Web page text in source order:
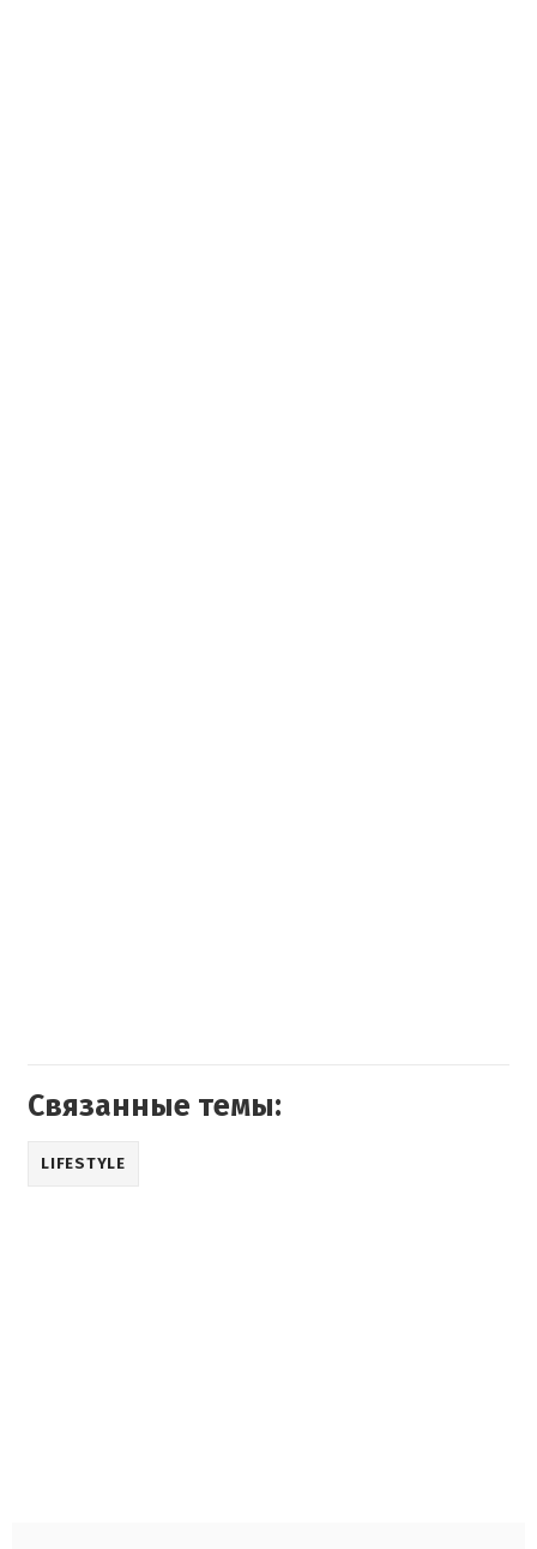
Связанные темы:
LIFESTYLE